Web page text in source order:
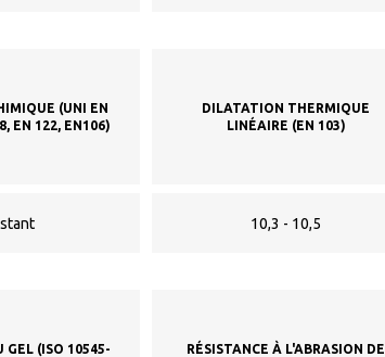
(UNI EN
EN 122, EN106)
DILATATION THERMIQUE
LINÉAIRE (EN 103)
10,3 - 10,5
GEL (ISO 10545-
RÉSISTANCE À L'ABRASION DE